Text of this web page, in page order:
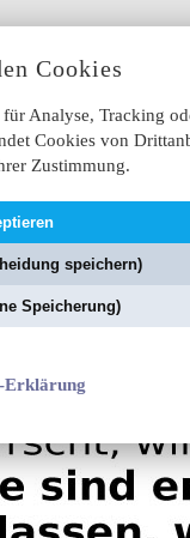
Cookies
Analyse, Tracking
Cookies von
Zustimmung.
speichern)
Speicherung)
Erklärung